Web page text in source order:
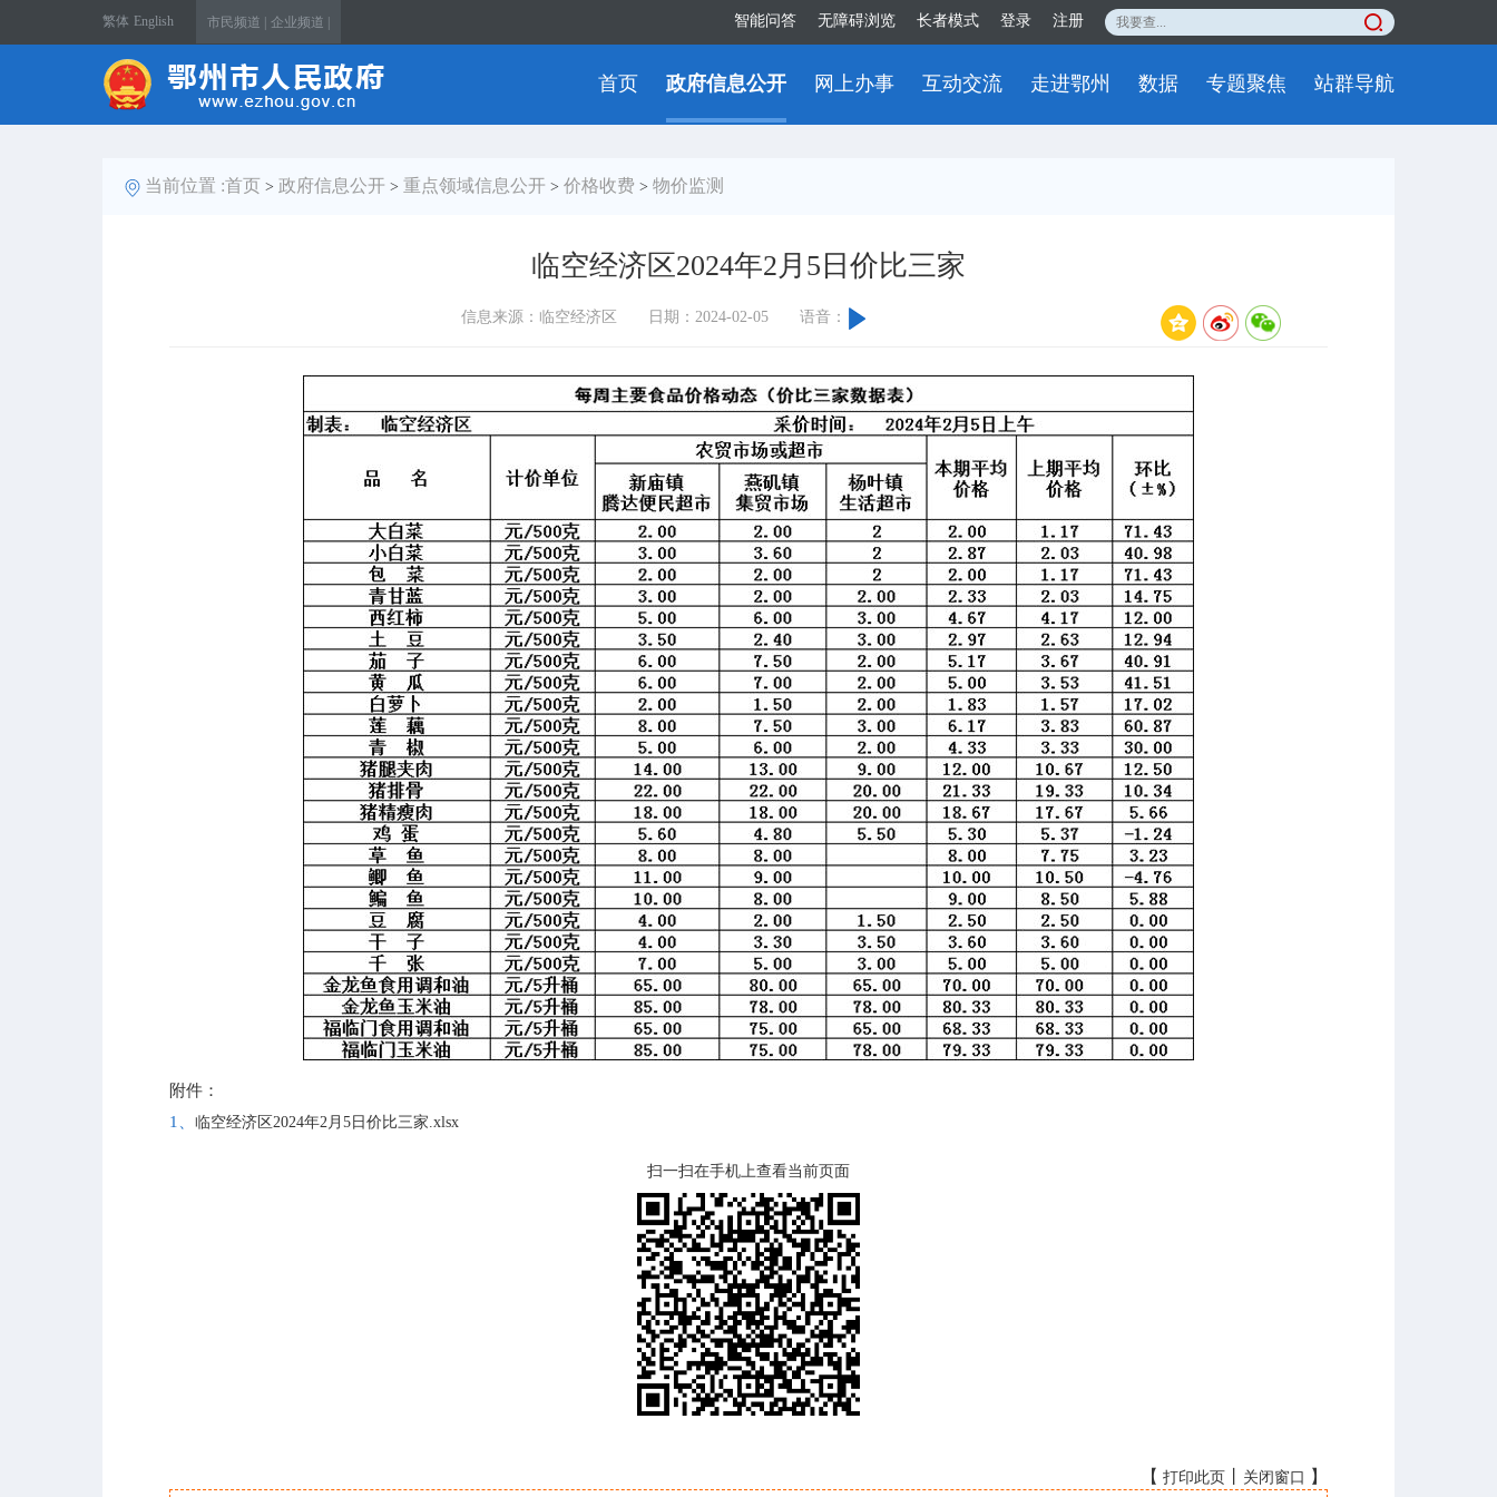
繁体 English 市民频道 | 企业频道 | 智能问答 无障碍浏览 长者模式 登录 注册
首页 政府信息公开 网上办事 互动交流 走进鄂州 数据 专题聚焦 站群导航
当前位置 :首页 > 政府信息公开 > 重点领域信息公开 > 价格收费 > 物价监测
临空经济区2024年2月5日价比三家
信息来源：临空经济区 日期：2024-02-05 语音：
附件：
1、 临空经济区2024年2月5日价比三家.xlsx
扫一扫在手机上查看当前页面
【 打印此页 关闭窗口 】